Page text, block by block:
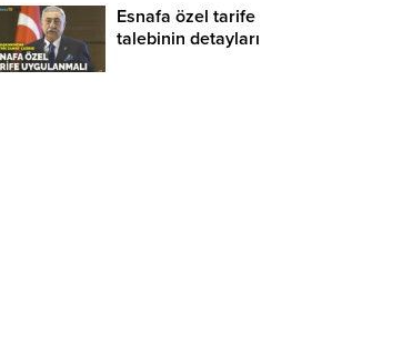
Esnafa özel tarife
talebinin detayları